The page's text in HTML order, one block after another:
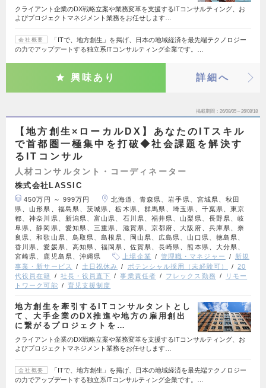
クライアント企業のDX戦略立案や業務変革を支援するITコンサルティング、お
よびプロジェクトマネジメント業務をお任せします…
会社概要
「ITで、地方創生」を掲げ、日本の地域経済を最先端テクノロジー
の力でアップデートする独立系ITコンサルティング企業です。…
興味あり 詳細へ
掲載期間 26/08/05～26/08/18
【地方創生×ローカルDX】あなたのITスキル
で首都圏一極集中を打破◆社会課題を解決す
るITコンサル
人材コンサルタント・コーディネーター
株式会社LASSIC
450万円 ～ 999万円
北海道、青森県、岩手県、宮城県、秋田
県、山形県、福島県、茨城県、栃木県、群馬県、埼玉県、千葉県、東京
都、神奈川県、新潟県、富山県、石川県、福井県、山梨県、長野県、岐
阜県、静岡県、愛知県、三重県、滋賀県、京都府、大阪府、兵庫県、奈
良県、和歌山県、鳥取県、島根県、岡山県、広島県、山口県、徳島県、
香川県、愛媛県、高知県、福岡県、佐賀県、長崎県、熊本県、大分県、
宮崎県、鹿児島県、沖縄県
上場企業 管理職・マネジャー
新規
事業・新サービス
土日祝休み ポテンシャル採用（未経験可）
20
代役員在籍
社長・役員直下 事業責任者 フレックス勤務
リモー
トワーク可能
育児支援制度
地方創生を牽引するITコンサルタントとし
て、大手企業のDX推進や地方の雇用創出
に繋がるプロジェクトを…
クライアント企業のDX戦略立案や業務変革を支援するITコンサルティング、お
よびプロジェクトマネジメント業務をお任せします…
会社概要
「ITで、地方創生」を掲げ、日本の地域経済を最先端テクノロジー
の力でアップデートする独立系ITコンサルティング企業です。…